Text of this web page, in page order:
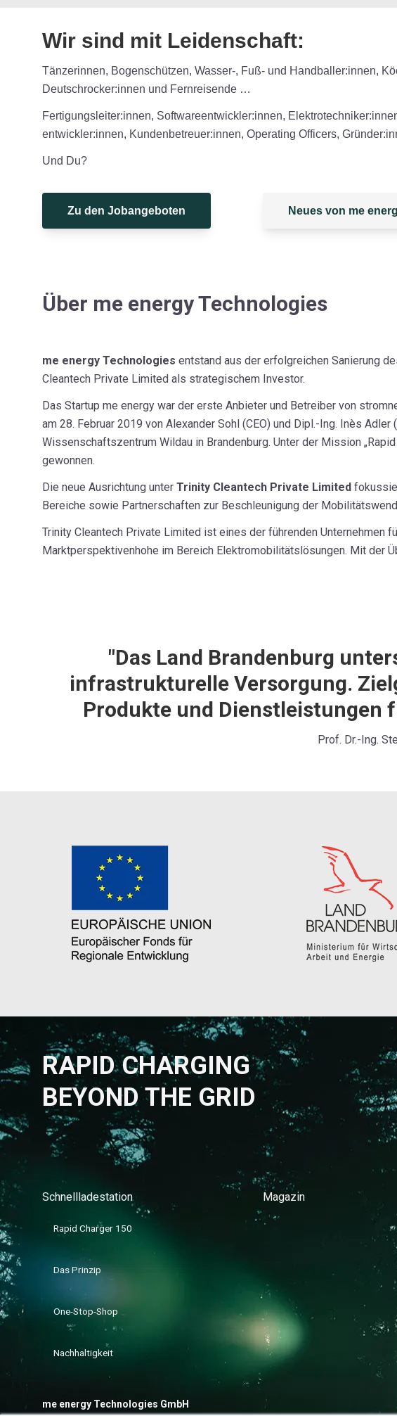
Wir sind mit Leidenschaft:
Tänzerinnen, Bogenschützen, Wasser-, Fuß- und Handballer:innen,
Deutschrocker:innen und Fernreisende …
Fertigungsleiter:innen, Software­entwickler:innen,
entwickler:innen, Kundenbetreuer:innen, Operating Officers,
Und Du?
Zu den Jobangeboten Neues von me
Über me energy Technologies
me energy Technologies entstand aus der erfolgreichen Sanierung
Cleantech Private Limited als strategischem Investor.
Das Startup me energy war der erste Anbieter und Betreiber von
am 28. Februar 2019 von Alexander Sohl (CEO) und Dipl.-Ing. Inès
Wissenschaftszentrum Wildau in Brandenburg. Unter der Mission
gewonnen.
Die neue Ausrichtung unter Trinity Cleantech Private Limited
Bereiche sowie Partnerschaften zur Beschleunigung der
Trinity Cleantech Private Limited ist eines der führenden Unternehmen
Marktperspektivenhohe im Bereich Elektromobilitätslösungen. Mit der
"Das Land Brandenburg
infrastrukturelle Versorgung.
Produkte und Dienstleistungen
Prof. Dr.-Ing.
RAPID CHARGING
BEYOND THE GRID
Schnellladestation
Rapid Charger 150
Das Prinzip
One-Stop-Shop
Nachhaltigkeit
me energy Technologies GmbH
Magazin